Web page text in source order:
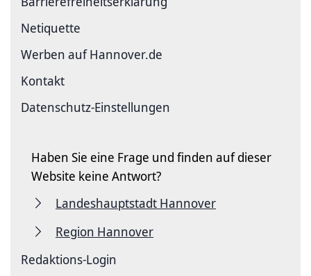
Netiquette
Werben auf Hannover.de
Kontakt
Datenschutz-Einstellungen
Haben Sie eine Frage und finden auf dieser
Website keine Antwort?
Landeshauptstadt Hannover
Region Hannover
Redaktions-Login